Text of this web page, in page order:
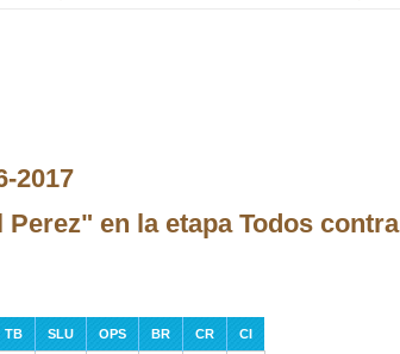
2017
en la etapa Todos contra
TB SLU OPS BR CR
CI